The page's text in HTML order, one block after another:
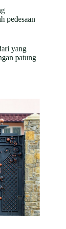
pedesaan
yang
patung